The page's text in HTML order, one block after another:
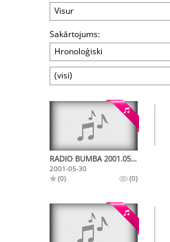
Visur
Sakārtojums:
Hronoloģiski
(visi)
RADIO BUMBA 2001.05.30.
2001-05-30
(0)
(0)